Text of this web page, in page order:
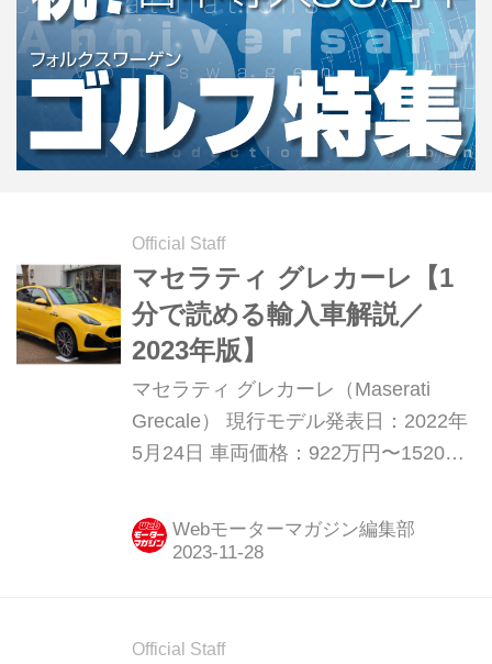
Official Staff
マセラティ グレカーレ【1
分で読める輸入車解説／
2023年版】
マセラティ グレカーレ（Maserati
Grecale） 現行モデル発表日：2022年
5月24日 車両価格：922万円〜1520万
ヴァンテに続くマセラティのSUVの第
2弾モデル。最新世代のジョルジョプ
現。2022年5月から国内のオーダー受
Webモーターマガジン編集部
Official Staff